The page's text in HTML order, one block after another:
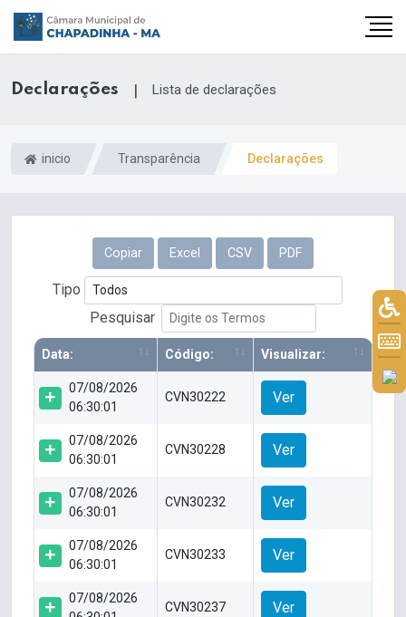
Declarações | Lista de declarações
inicio Transparência Declarações
Copiar Excel CSV PDF
Tipo
Pesquisar
Data: Código: Visualizar:
07/08/2026
06:30:01
CVN30222 Ver
07/08/2026
06:30:01
CVN30228 Ver
07/08/2026
06:30:01
CVN30232 Ver
07/08/2026
06:30:01
CVN30233 Ver
07/08/2026
CVN30237 Ver